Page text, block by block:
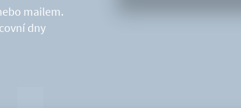
mailem.
dny